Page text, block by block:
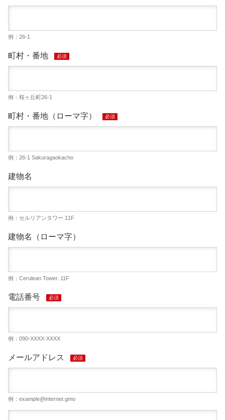
例：26-1
町村・番地 必須
例：桜ヶ丘町26-1
町村・番地（ローマ字） 必須
例：26-1 Sakuragaokacho
建物名
例：セルリアンタワー 11F
建物名（ローマ字）
例：Cerulean Tower. 11F
電話番号 必須
例：090-XXXX-XXXX
メールアドレス 必須
例： example@internet.gmo